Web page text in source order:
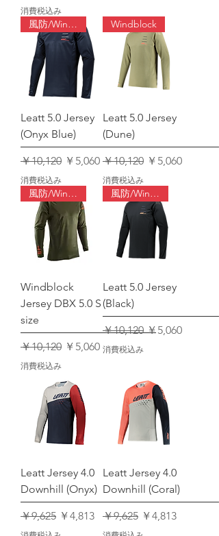
消費税込み
風防/Windblock
Leatt 5.0 Jersey
(Onyx Blue)
通常価格
￥10,120 セール価格
￥5,060
消費税込み
Windblock
Leatt 5.0 Jersey
(Dune)
通常価格
￥10,120 セール価格
￥5,060
消費税込み
風防/Windblock
Windblock
Jersey DBX 5.0 S
size
通常価格
￥10,120 セール価格
￥5,060
消費税込み
風防/Windblock
Leatt 5.0 Jersey
(Black)
通常価格
￥10,120 セール価格
￥5,060
消費税込み
Leatt Jersey 4.0
Downhill (Onyx)
通常価格
￥9,625 セール価格
￥4,813
Leatt Jersey 4.0
Downhill (Coral)
通常価格
￥9,625 セール価格
￥4,813